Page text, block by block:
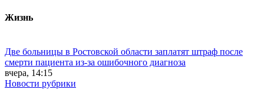
Жизнь
Две больницы в Ростовской области заплатят штраф после
смерти пациента из-за ошибочного диагноза
вчера, 14:15
Новости рубрики